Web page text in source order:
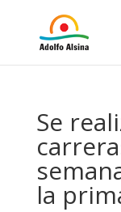
Se
la